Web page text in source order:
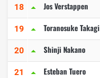
18 Jos Verstappen
19 Toranosuke Takagi
20 Shinji Nakano
21 Esteban Tuero